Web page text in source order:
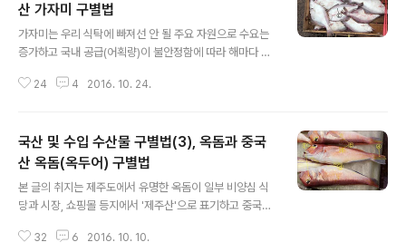
산 가자미 구별법
가자미는 우리 식탁에 빠져선 안 될 주요 자원으로 수요는
증가하고 국내 공급(어획량)이 불안정함에 따라 해마다 수
는 가자미(선어)는 7~8종 이상에 이를 정도로 매우 다양한
미의 차이점을 알아보는 것은 물론, 주로 소비하는 국산 가
자미의 구분에 대해서도 함께 알아봅니다. ※ 참고 - 생선
명칭은 표준명(방언) 식으로 표기. 'X' 표시는 상거래 혼란
을 초래하는 잘못된 관행이나 지양해야 할 명칭. - 유안부
는 등쪽, 무안부는 배쪽을 의미 표준명 물가자미(미주구리,
살가자미, 참가자미 X) #. 물가자미 - 지역에 따라 미주구
24 4 2016. 10. 24.
국산 및 수입 수산물 구별법(3), 옥돔과 중국
산 옥돔(옥두어) 구별법
본 글의 취지는 제주도에서 유명한 옥돔이 일부 비양심 식
당과 시장, 쇼핑몰 등지에서 '제주산'으로 표기하고 중국산
다. 제주 연근해의 옥돔 어획량이 갈수록 떨어지고, 옥돔을
32 6 2016. 10. 10.